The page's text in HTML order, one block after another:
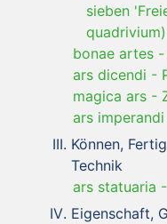
sieben
quadrivium)
bonae artes -
ars dicendi -
magica ars -
ars imperandi
Können,
Technik
ars statuaria -
Eigenschaft,